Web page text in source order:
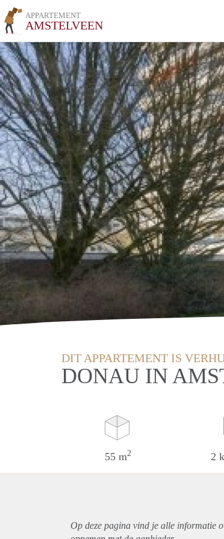
APPARTEMENT
AMSTELVEEN
DIT APPARTEMENT IS
DONAU IN
55 m2 2
Op deze pagina vind je alle informatie